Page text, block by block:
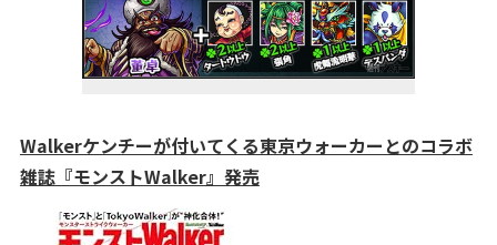
Walkerケンチーが付いてくる東京ウォーカーとのコラボ
雑誌『モンストWalker』発売